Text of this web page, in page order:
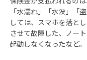
「水濡れ」「水没」「
しては、スマホを落と
させて故障した、ノー
起動しなくなったなど